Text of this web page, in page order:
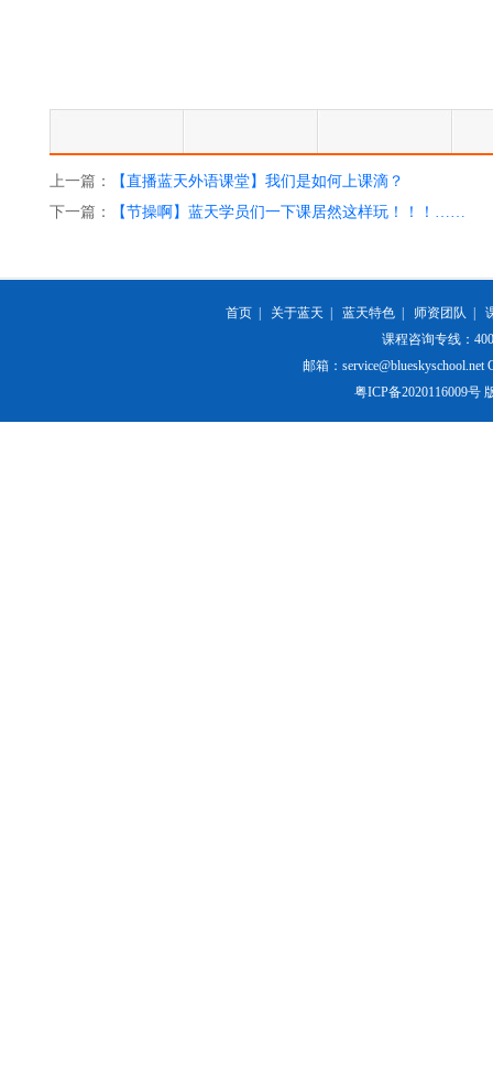
上一篇：
【直播蓝天外语课堂】我们是如何上课滴？
下一篇：
【节操啊】蓝天学员们一下课居然这样玩！！！……
首页 关于蓝天 蓝天特色 师资团队
课程咨询专线：
邮箱：service@blueskyschool.net
粤ICP备2020116009号